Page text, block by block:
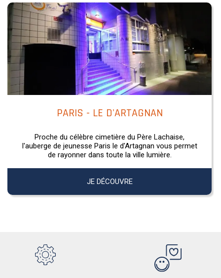
PARIS - LE D'ARTAGNAN
Proche du célèbre cimetière du Père Lachaise,
l'auberge de jeunesse Paris le d'Artagnan vous permet
de rayonner dans toute la ville lumière.
JE DÉCOUVRE